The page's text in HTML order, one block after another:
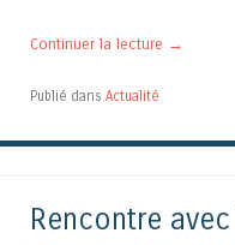
Continuer la lecture →
Publié dans Actualité
Rencontre